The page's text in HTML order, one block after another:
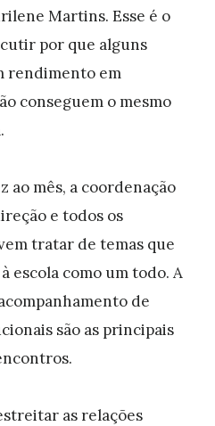
Martins. Esse é o
por que alguns
rendimento em
conseguem o mesmo
ao mês, a coordenação
e todos os
tratar de temas que
escola como um todo. A
de
são as principais
as relações